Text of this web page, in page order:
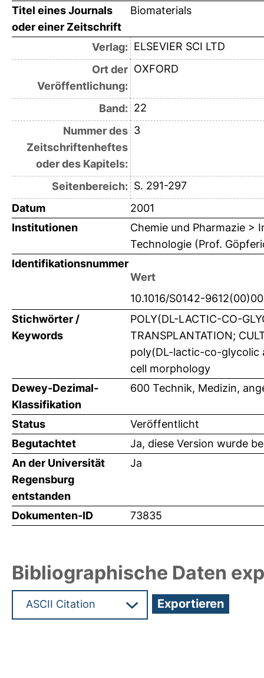
Titel eines Journals
oder einer Zeitschrift
Biomaterials
Verlag: ELSEVIER SCI LTD
Ort der
Veröffentlichung:
OXFORD
Band: 22
Nummer des
Zeitschriftenheftes
oder des Kapitels:
3
Seitenbereich: S. 291-297
Datum
2001
Institutionen
Chemie und Pharmazie >
Technologie (Prof.
Identifikationsnummer
Wert
10.1016/S0142-
Stichwörter /
Keywords
POLY(DL-LACTIC-CO-
TRANSPLANTATION;
poly(DL-lactic-co-glycolic
cell morphology
Dewey-Dezimal-
Klassifikation
600 Technik, Medizin,
Status
Veröffentlicht
Begutachtet
Ja, diese Version wurde
An der Universität
Regensburg
entstanden
Ja
Dokumenten-ID 73835
Bibliographische Daten